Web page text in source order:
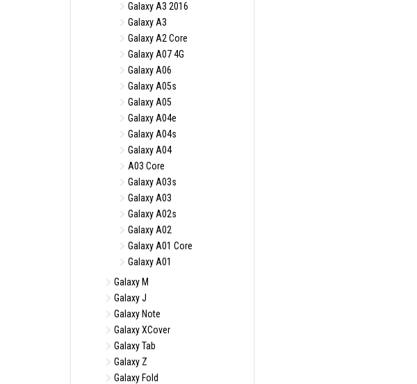
Galaxy A3 2016
Galaxy A3
Galaxy A2 Core
Galaxy A07 4G
Galaxy A06
Galaxy A05s
Galaxy A05
Galaxy A04e
Galaxy A04s
Galaxy A04
A03 Core
Galaxy A03s
Galaxy A03
Galaxy A02s
Galaxy A02
Galaxy A01 Core
Galaxy A01
Galaxy M
Galaxy J
Galaxy Note
Galaxy XCover
Galaxy Tab
Galaxy Z
Galaxy Fold